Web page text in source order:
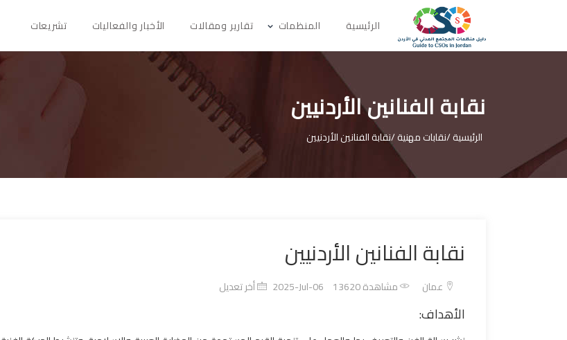
الرئيسية المنظمات تقارير ومقالات الأخبار والفعاليات تشريعات
نقابة الفنانين الأردنيين
الرئيسية /نقابات مهنية /نقابة الفنانين الأردنيين
نقابة الفنانين الأردنيين
عمان مشاهدة 13620 2025-Jul-06 أخر تعديل
الأهداف: